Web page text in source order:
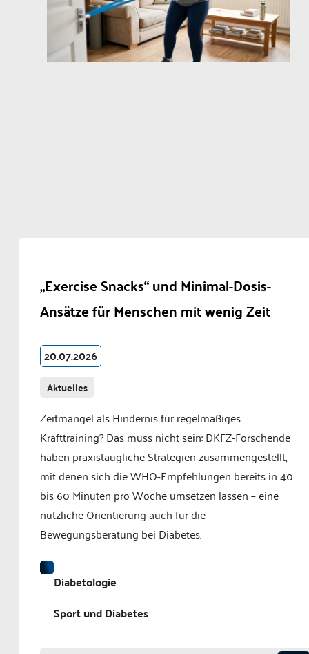
„Exercise Snacks“ und Minimal-Dosis-
Ansätze für Menschen mit wenig Zeit
20.07.2026
Aktuelles
Zeitmangel als Hindernis für regelmäßiges
Krafttraining? Das muss nicht sein: DKFZ-Forschende
haben praxistaugliche Strategien zusammengestellt,
mit denen sich die WHO-Empfehlungen bereits in 40
bis 60 Minuten pro Woche umsetzen lassen – eine
nützliche Orientierung auch für die
Bewegungsberatung bei Diabetes.
Diabetologie
Sport und Diabetes